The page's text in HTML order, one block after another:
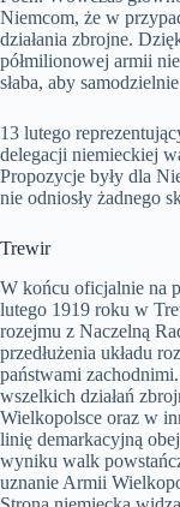
Niemcom, że w
działania zbrojne.
półmilionowej armii
słaba, aby
13 lutego
delegacji niemieckiej
Propozycje były dla
nie odniosły żadnego
Trewir
W końcu oficjalnie na
lutego 1919 roku w
rozejmu z Naczelną
przedłużenia układu
państwami
wszelkich działań
Wielkopolsce oraz w
linię demarkacyjną
wyniku walk
uznanie Armii